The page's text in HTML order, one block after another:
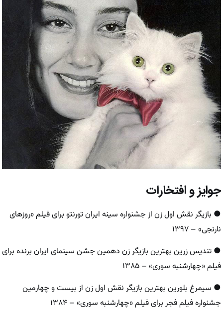
جوایز و افتخارات
● بازیگر نقش اول زن از جشنواره سینه ایران تورنتو برای فیلم «روزهای
نارنجی» – ۱۳۹۷
● تندیس زرین بهترین بازیگر زن دهمین جشن سینمای ایران برنده برای
فیلم «چهارشنبه سوری» – ۱۳۸۵
● سیمرغ بلورین بهترین بازیگر نقش اول زن از بیست و چهارمین
جشنواره فیلم فجر برای فیلم «چهارشنبه سوری» – ۱۳۸۴